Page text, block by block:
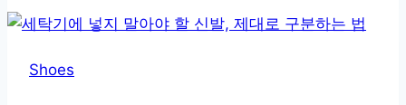
요
에
Shoes